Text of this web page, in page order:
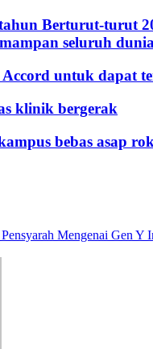
Berturut-turut
seluruh
Accord untuk dapat
klinik bergerak
bebas asap